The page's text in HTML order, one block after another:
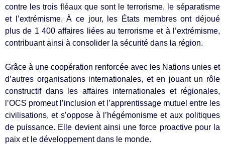
contre les trois fléaux que sont le terrorisme, le séparatisme
et l’extrémisme. À ce jour, les États membres ont déjoué
plus de 1 400 affaires liées au terrorisme et à l’extrémisme,
contribuant ainsi à consolider la sécurité dans la région.
Grâce à une coopération renforcée avec les Nations unies et
d’autres organisations internationales, et en jouant un rôle
constructif dans les affaires internationales et régionales,
l’OCS promeut l’inclusion et l’apprentissage mutuel entre les
civilisations, et s’oppose à l’hégémonisme et aux politiques
de puissance. Elle devient ainsi une force proactive pour la
paix et le développement dans le monde.